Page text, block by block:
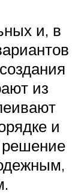
и, в
из
и
решение